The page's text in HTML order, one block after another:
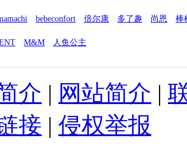
bebeconfort 倍尔康 多了趣 尚恩 棒
M&M 人鱼公主
介 | 网站简介 |
接 | 侵权举报